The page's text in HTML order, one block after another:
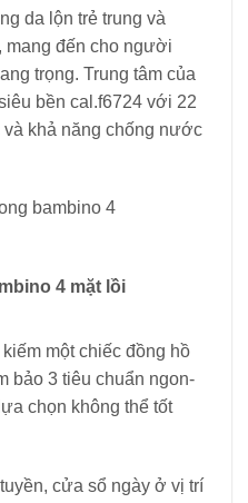
da lộn trẻ trung và
mang đến cho người
trọng. Trung tâm của
bền cal.f6724 với 22
khả năng chống nước
bambino 4
4 mặt lồi
một chiếc đồng hồ
bảo 3 tiêu chuẩn ngon-
chọn không thể tốt
cửa sổ ngày ở vị trí